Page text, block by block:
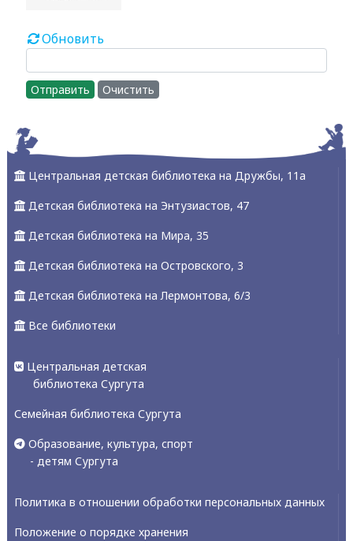
Обновить
Отправить Очистить
Центральная детская библиотека на Дружбы, 11а
Детская библиотека на Энтузиастов, 47
Детская библиотека на Мира, 35
Детская библиотека на Островского, 3
Детская библиотека на Лермонтова, 6/3
Все библиотеки
Центральная детская
библиотека Сургута
Семейная библиотека Сургута
Образование, культура, спорт
- детям Сургута
Политика в отношении обработки персональных данных
Положение о порядке хранения